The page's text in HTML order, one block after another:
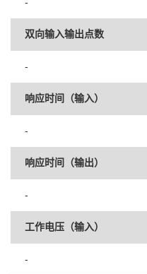
双向输入输出点数
-
响应时间（输入）
-
响应时间（输出）
-
工作电压（输入）
-